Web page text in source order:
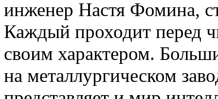
инженер Настя Фомина,
Каждый проходит перед
своим характером.
на металлургическом